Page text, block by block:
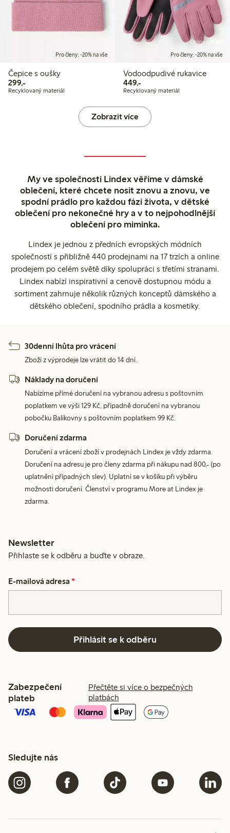
Pro členy: -20% na vše
Čepice s oušky
299,-299,00 Kč
Recyklovaný materiál
Online edition
Pro členy: -20% na vše
Vodoodpudivé rukavice
449,-449,00 Kč
Recyklovaný materiál
Zobrazit více
My ve společnosti Lindex věříme v dámské
oblečení, které chcete nosit znovu a znovu, ve
spodní prádlo pro každou fázi života, v dětské
oblečení pro nekonečné hry a v to nejpohodlnější
oblečení pro miminka.
Lindex je jednou z předních evropských módních
společností s přibližně 440 prodejnami na 17 trzích a online
prodejem po celém světě díky spolupráci s třetími stranami.
Lindex nabízí inspirativní a cenově dostupnou módu a
sortiment zahrnuje několik různých konceptů dámského a
dětského oblečení, spodního prádla a kosmetiky.
30denní lhůta pro vrácení
Zboží z výprodeje lze vrátit do 14 dní.
Náklady na doručení
Nabízíme přímé doručení na vybranou adresu s poštovním
poplatkem ve výši 129 Kč, případně doručení na vybranou
pobočku Balíkovny s poštovním poplatkem 99 Kč.
Doručení zdarma
Doručení a vrácení zboží v prodejnách Lindex je vždy zdarma.
Doručení na adresu je pro členy zdarma při nákupu nad 800,- (po
uplatnění případných slev). Uplatní se v košíku při výběru
možnosti doručení. Členství v programu More at Lindex je
zdarma.
Newsletter
Přihlaste se k odběru a buďte v obraze.
E-mailová adresa *
Přihlásit se k odběru
Zabezpečení
plateb
Přečtěte si více o bezpečných
platbách
Sledujte nás